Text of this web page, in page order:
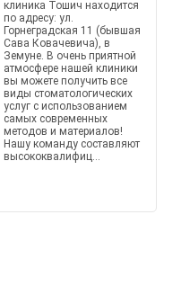
клиника Тошич находится
по адресу: ул.
Горнеградская 11 (бывшая
Сава Ковачевича), в
Земунe. В очень приятной
атмосфере нашей клиники
вы можете получить все
виды стоматологических
услуг с использованием
самых современных
методов и материалов!
Нашу команду составляют
высококвалифиц...